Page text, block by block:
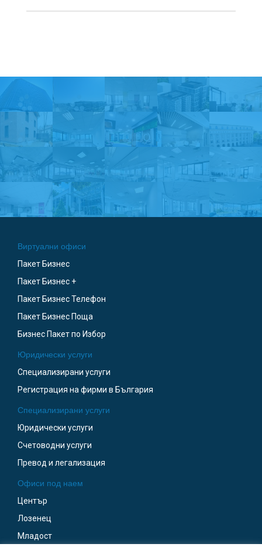
Виртуални офиси
Пакет Бизнес
Пакет Бизнес +
Пакет Бизнес Телефон
Пакет Бизнес Поща
Бизнес Пакет по Избор
Юридически услуги
Специализирани услуги
Регистрация на фирми в България
Специализирани услуги
Юридически услуги
Счетоводни услуги
Превод и легализация
Офиси под наем
Център
Лозенец
Младост